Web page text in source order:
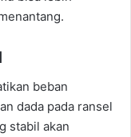
beban
dada pada ransel
stabil akan